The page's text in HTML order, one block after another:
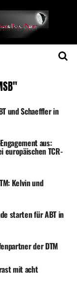
und Schaeffler in
aus:
TCR-
Kelvin und
starten für ABT in
der DTM
mit acht